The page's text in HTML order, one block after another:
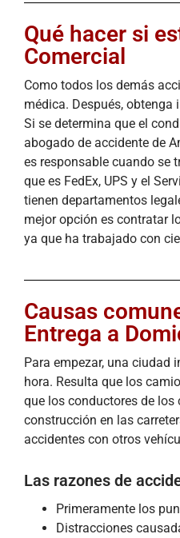
Qué hacer si
Comercial
Como todos los demás
médica. Después,
Si se determina que el
abogado de accidente de
es responsable cuando se
que es FedEx, UPS y el
tienen departamentos
mejor opción es contratar
ya que ha trabajado con
Causas
Entrega a
Para empezar, una ciudad
hora. Resulta que los
que los conductores de
construcción en las
accidentes con otros
Las razones de
Primeramente los
Distracciones